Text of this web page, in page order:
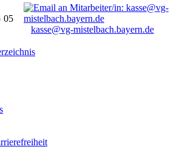
05
kasse@vg-mistelbach.bayern.de